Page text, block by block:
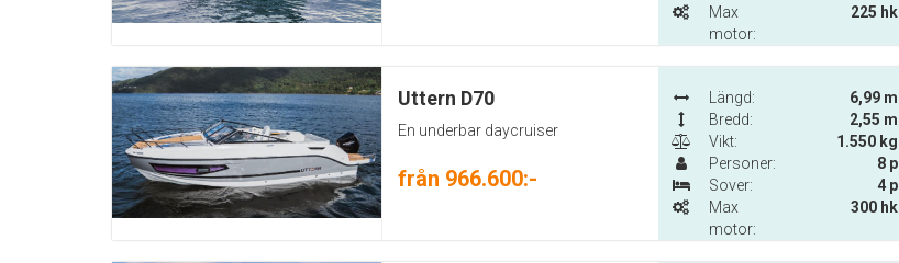
Max
motor:
225 hk
Uttern D70
En underbar daycruiser
från 966.600:-
Längd:
6,99 m
Bredd:
2,55 m
Vikt:
1.550 kg
Personer:
8 p
Sover:
4 p
Max
motor:
300 hk